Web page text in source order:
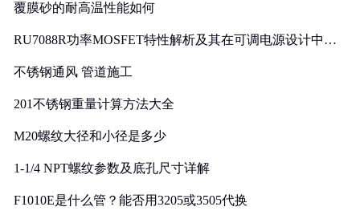
覆膜砂的耐高温性能如何
RU7088R功率MOSFET特性解析及其在可调电源设计中的
不锈钢通风 管道施工
201不锈钢重量计算方法大全
M20螺纹大径和小径是多少
1-1/4 NPT螺纹参数及底孔尺寸详解
F1010E是什么管？能否用3205或3505代换